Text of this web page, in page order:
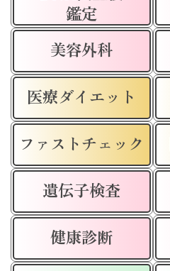
鑑定
美容外科
医療ダイエット
ファストチェック
遺伝子検査
健康診断